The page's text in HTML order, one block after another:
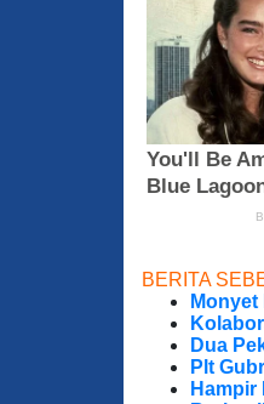
BERITA
Dua
Plt
Hampir